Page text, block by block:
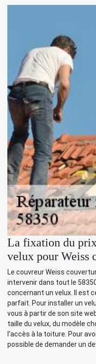
La fixation du
velux pour Weiss
Le couvreur Weiss
intervenir dans tout le
concernant un velux. Il est
parfait. Pour installer un
vous à partir de son site
taille du velux, du modèle
l’accès à la toiture. Pour
possible de demander un